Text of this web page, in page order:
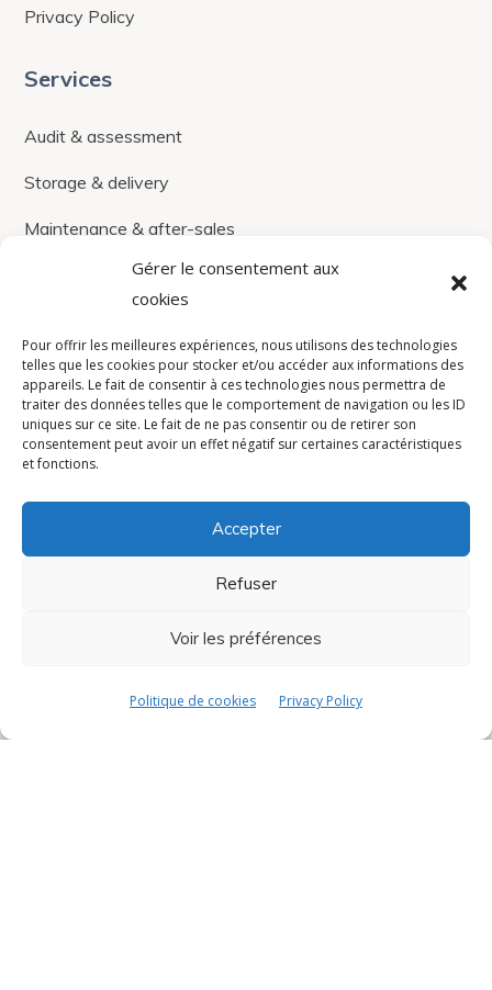
Gérer le consentement aux
cookies
Pour offrir les meilleures expériences, nous utilisons des technologies
telles que les cookies pour stocker et/ou accéder aux informations des
appareils. Le fait de consentir à ces technologies nous permettra de
traiter des données telles que le comportement de navigation ou les ID
uniques sur ce site. Le fait de ne pas consentir ou de retirer son
consentement peut avoir un effet négatif sur certaines caractéristiques
et fonctions.
Accepter
Refuser
Voir les préférences
Politique de cookies Privacy Policy
Privacy Policy
Services
Audit & assessment
Storage & delivery
Maintenance & after-sales
Custom development
Payment solutions
Secure software & hardware
Company